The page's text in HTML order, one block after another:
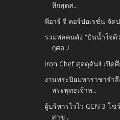
ทึกสุดส...
พีอาร์ จี คอร์ปอเรชั่น จัด
รวมพลคนดัง “ปันน้ำใจด้
กุศล .!
Iron Chef สุดดุดัน!! เปิด
งานพระปิยมหาราชารำ
พระพุทธเจ้าห...
ผู้บริหารไวไว GEN 3 โช
สาข...